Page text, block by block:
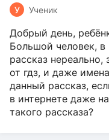
У Ученик
Добрый день,
Большой человек, в
рассказ
от гдз, и даже
данный рассказ,
в интернете даже
такого рассказа?